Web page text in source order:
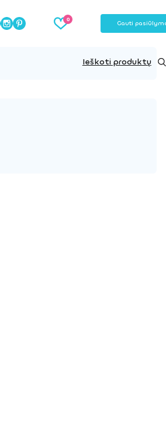
Gauti
Ieškoti produktų